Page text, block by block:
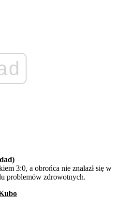
3:0, a obrońca nie znalazł się w
problemów zdrowotnych.